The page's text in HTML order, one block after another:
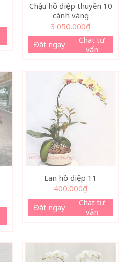
Chậu hồ điệp thuyền 10
cành vàng
3.050.000₫
Đặt ngay
Chat tư
vấn
Lan hồ điệp 11
400.000₫
Đặt ngay
Chat tư
vấn